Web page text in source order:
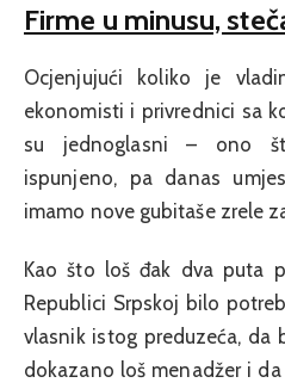
Firme u minusu,
Ocjenjujući koliko je
ekonomisti i privrednici sa
su jednoglasni – ono
ispunjeno, pa danas
imamo nove gubitaše zrele
Kao što loš đak dva puta
Republici Srpskoj bilo
vlasnik istog preduzeća, da
dokazano loš menadžer i